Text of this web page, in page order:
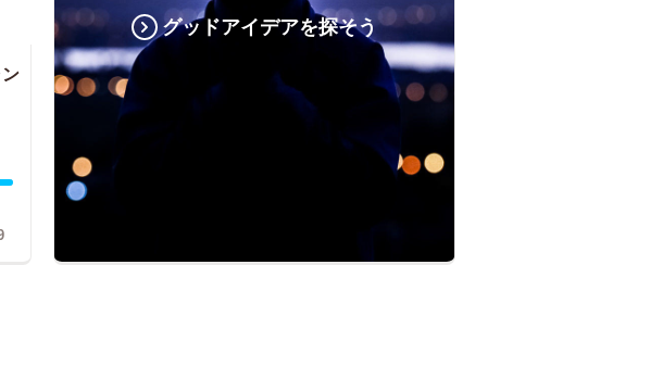
グッドアイデアを探そう